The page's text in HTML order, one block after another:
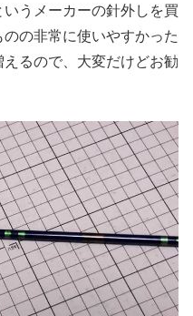
うメーカーの針外しを買
の非常に使いやすかった
るので、大変だけどお勧